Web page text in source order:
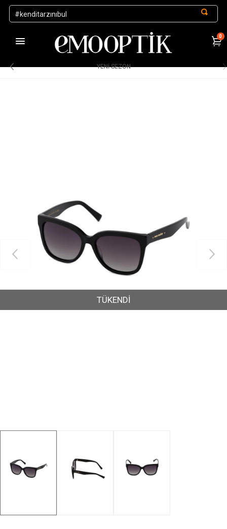
1000 TL ve Üzeri Alışverişlerde Kargo Ücretsiz
0
YENİ SEZON
TÜKENDİ